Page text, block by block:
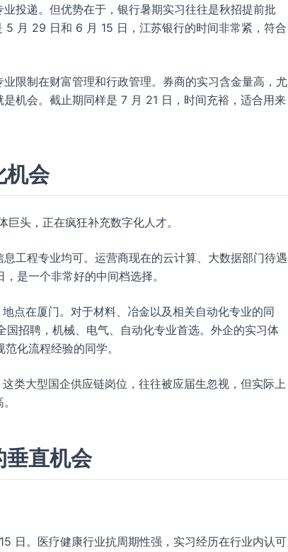
投递。但优势在于，银行暑期实习往往是秋招提前批
月 29 日和 6 月 15 日，江苏银行的时间非常紧，符合
限制在财富管理和行政管理。券商的实习含金量高，尤
机会。截止期同样是 7 月 21 日，时间充裕，适合用来
机会
巨头，正在疯狂补充数字化人才。
工程专业均可。运营商现在的云计算、大数据部门待遇
是一个非常好的中间档选择。
点在厦门。对于材料、冶金以及相关自动化专业的同
招聘，机械、电气、自动化专业首选。外企的实习体
化流程经验的同学。
类大型国企供应链岗位，往往被应届生忽视，但实际上
垂直机会
日。医疗健康行业抗周期性强，实习经历在行业内认可